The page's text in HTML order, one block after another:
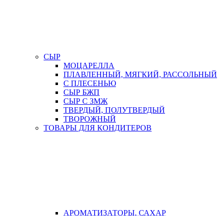
СЫР
МОЦАРЕЛЛА
ПЛАВЛЕННЫЙ, МЯГКИЙ, РАССОЛЬНЫЙ
С ПЛЕСЕНЬЮ
СЫР БЖП
СЫР С ЗМЖ
ТВЕРДЫЙ, ПОЛУТВЕРДЫЙ
ТВОРОЖНЫЙ
ТОВАРЫ ДЛЯ КОНДИТЕРОВ
АРОМАТИЗАТОРЫ, САХАР